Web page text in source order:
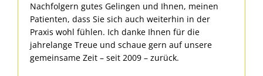
Nachfolgern gutes Gelingen und Ihnen, meinen
Patienten, dass Sie sich auch weiterhin in der
Praxis wohl fühlen. Ich danke Ihnen für die
jahrelange Treue und schaue gern auf unsere
gemeinsame Zeit – seit 2009 – zurück.